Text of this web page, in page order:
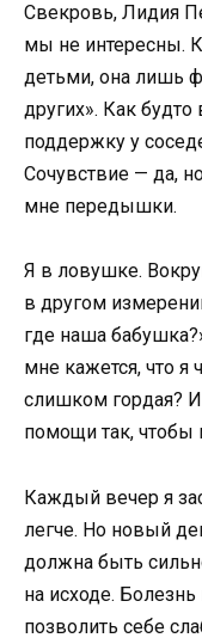
Свекровь, Лидия
мы не интересны.
детьми, она лишь
других». Как
поддержку у
Сочувствие — да,
мне передышки.
Я в ловушке.
в другом
где наша
мне кажется, что я
слишком гордая?
помощи так,
Каждый вечер я
легче. Но новый
должна быть
на исходе.
позволить себе